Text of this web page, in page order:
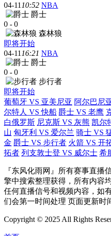
04-11 10:52 NBA
爵士
0 - 0
森林狼
即将开始
04-11 16:21 NBA
爵士
0 - 0
步行者
即将开始
葡萄牙 VS 亚美尼亚 阿尔巴尼
尔特人 VS 快船 爵士 VS 老鹰
白俄罗斯 尼克斯 VS 灰熊 凯尔
山 匈牙利 VS 爱尔兰 骑士 VS
金 爵士 VS 步行者 火箭 VS 开
拓者 列支敦士登 VS 威尔士 希
『东风化雨网』所有赛事直播
擎中搜索整理获得，所有内容
任何直播信号和视频内容，如
们会第一时间处理 页面更新时
Copyright © 2025 All Rights